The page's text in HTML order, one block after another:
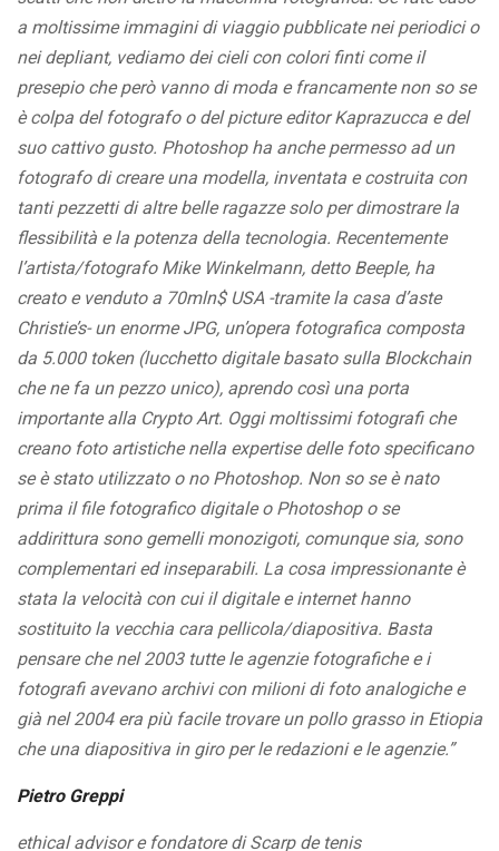
a moltissime immagini di viaggio pubblicate nei periodici o
nei depliant, vediamo dei cieli con colori finti come il
presepio che però vanno di moda e francamente non so se
è colpa del fotografo o del picture editor Kaprazucca e del
suo cattivo gusto. Photoshop ha anche permesso ad un
fotografo di creare una modella, inventata e costruita con
tanti pezzetti di altre belle ragazze solo per dimostrare la
flessibilità e la potenza della tecnologia. Recentemente
l’artista/fotografo Mike Winkelmann, detto Beeple, ha
creato e venduto a 70mln$ USA -tramite la casa d’aste
Christie’s- un enorme JPG, un’opera fotografica composta
da 5.000 token (lucchetto digitale basato sulla Blockchain
che ne fa un pezzo unico), aprendo così una porta
importante alla Crypto Art. Oggi moltissimi fotografi che
creano foto artistiche nella expertise delle foto specificano
se è stato utilizzato o no Photoshop. Non so se è nato
prima il file fotografico digitale o Photoshop o se
addirittura sono gemelli monozigoti, comunque sia, sono
complementari ed inseparabili. La cosa impressionante è
stata la velocità con cui il digitale e internet hanno
sostituito la vecchia cara pellicola/diapositiva. Basta
pensare che nel 2003 tutte le agenzie fotografiche e i
fotografi avevano archivi con milioni di foto analogiche e
già nel 2004 era più facile trovare un pollo grasso in Etiopia
che una diapositiva in giro per le redazioni e le agenzie.”
Pietro Greppi
ethical advisor e fondatore di Scarp de tenis